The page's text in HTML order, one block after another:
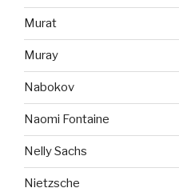
Murat
Muray
Nabokov
Naomi Fontaine
Nelly Sachs
Nietzsche